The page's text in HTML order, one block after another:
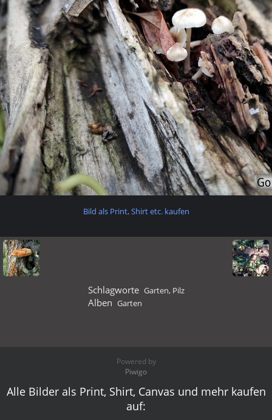
Bild als Print, Shirt etc. kaufen
Schlagworte Garten, Pilz
Alben Garten
Powered by
Piwigo
Alle Bilder als Print, Shirt, Canvas und mehr kaufen
auf: